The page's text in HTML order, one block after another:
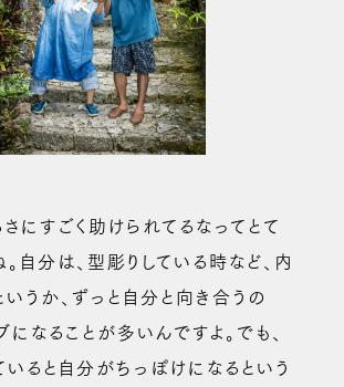
にすごく助けられてるなってとて
自分は、型彫りしている時など、内
うか、ずっと自分と向き合うの
になることが多いんですよ。でも、
ると自分がちっぽけになるという